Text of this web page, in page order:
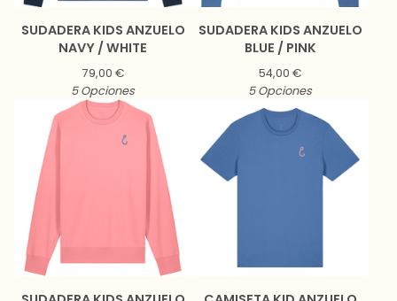
SUDADERA KIDS ANZUELO
NAVY / WHITE
79,00 €
5 Opciones
SUDADERA KIDS ANZUELO
BLUE / PINK
54,00 €
5 Opciones